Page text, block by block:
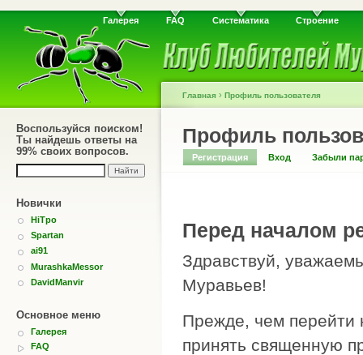
Галерея FAQ Систематика Строение
Воспользуйся поиском!
Ты найдешь ответы на
99% своих вопросов.
Новички
HiTpo
Spartan
ai91
MurashkaMessor
DavidManvir
Основное меню
Галерея
FAQ
Главная › Профиль пользователя
Профиль
Регистрация Вход Забыли
Перед началом
Здравствуй,
Муравьев!
Прежде, чем перейти
принять священную